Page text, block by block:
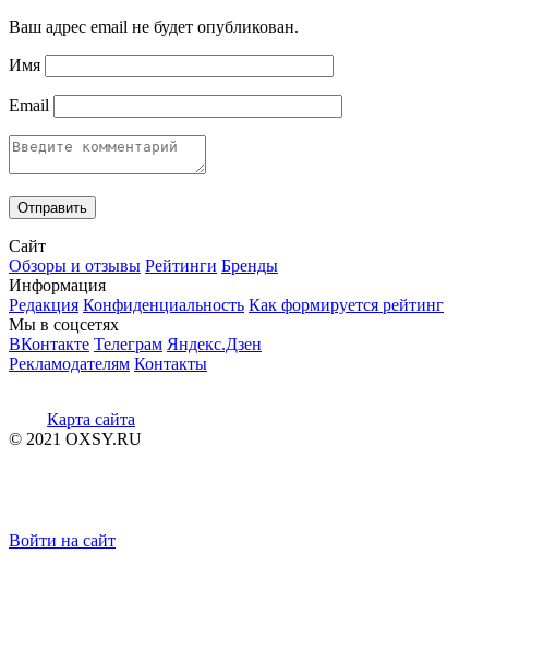
Ваш адрес email не будет опубликован.
Имя
Email
Сайт
Обзоры и отзывы Рейтинги Бренды
Информация
Редакция Конфиденциальность Как формируется рейтинг
Мы в соцсетях
ВКонтакте Телеграм Яндекс.Дзен
Рекламодателям Контакты
Карта сайта
© 2021 OXSY.RU
Войти на сайт